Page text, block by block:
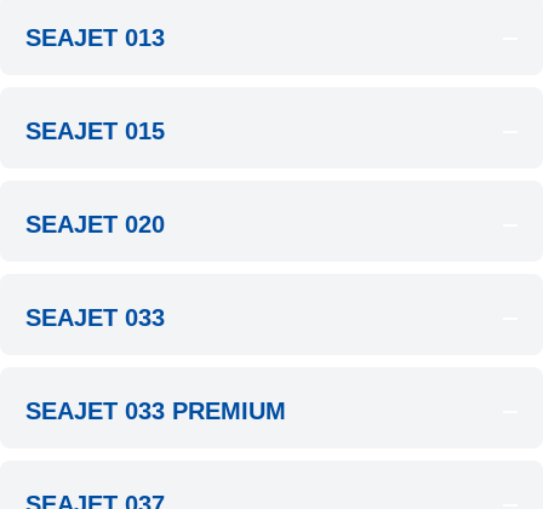
SEAJET 013
SEAJET 015
SEAJET 020
SEAJET 033
SEAJET 033 PREMIUM